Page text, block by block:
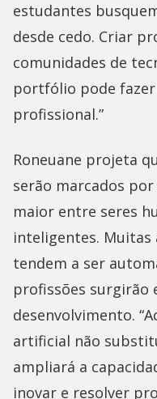
estudantes
desde cedo. Criar
comunidades de
portfólio pode
profissional.”
Roneuane projeta
serão marcados
maior entre seres
inteligentes. Muitas
tendem a ser
profissões surgirão
desenvolvimento.
artificial não
ampliará a
inovar e resolver